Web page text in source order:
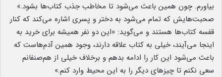
بیاورم. چون همین باعث می‌شود تا مخاطب جذب کتاب‌ها بشود.»
صحبت‌هایش که تمام می‌شود به دختر و پسری اشاره می‌کند که کنار
قفسه کتاب‌ها هستند و می‌گوید: «این دو نفر همیشه برای خرید به
اینجا می‌آیند، خیلی به کتاب علاقه دارند، وجود همین آدم‌هاست که
باعث می‌شود این کار را ادامه بدهم و برخلاف خیلی از هم‌صنفانم
سعی نکنم تا چیزهای دیگر را به این محیط وارد کنم.»